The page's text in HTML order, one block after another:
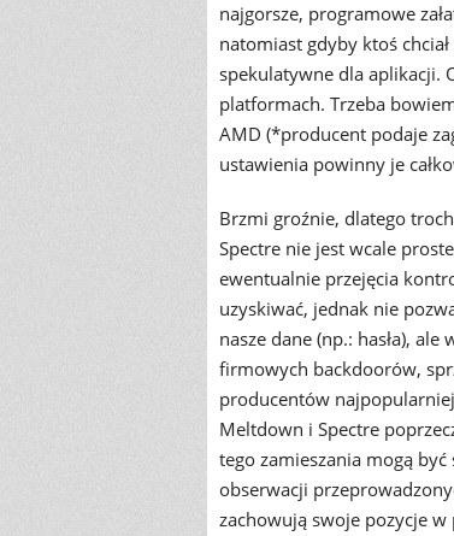
najgorsze, programowe
natomiast gdyby ktoś
spekulatywne dla aplikacji.
platformach. Trzeba
AMD (*producent podaje
ustawienia powinny je
Brzmi groźnie, dlatego
Spectre nie jest wcale
ewentualnie przejęcia
uzyskiwać, jednak nie
nasze dane (np.: hasła),
firmowych backdoorów,
producentów
Meltdown i Spectre
tego zamieszania mogą
obserwacji
zachowują swoje pozycje